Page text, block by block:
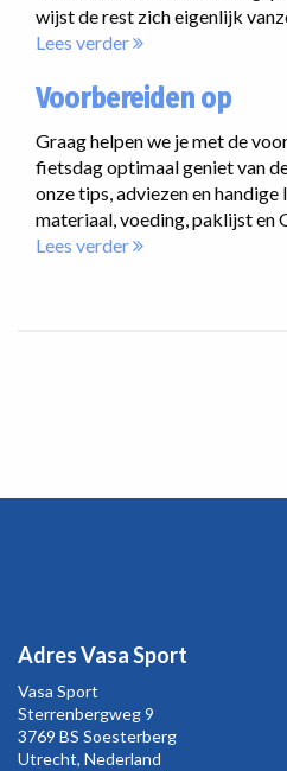
wijst de rest zich eigenlijk
Lees verder
Voorbereiden op
Graag helpen we je met de
fietsdag optimaal geniet van
onze tips, adviezen en handige
materiaal, voeding, paklijst en
Lees verder
Adres Vasa Sport
Vasa Sport
Sterrenbergweg9
3769 BS Soesterberg
Utrecht, Nederland